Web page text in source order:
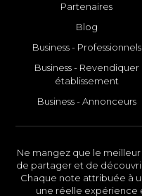
Partenaires
Blog
Business - Professionnels
Business - Revendiquer
établissement
Business - Annonceurs
Ne mangez que le
de partager et de
Chaque note attribuée à
une réelle expérience